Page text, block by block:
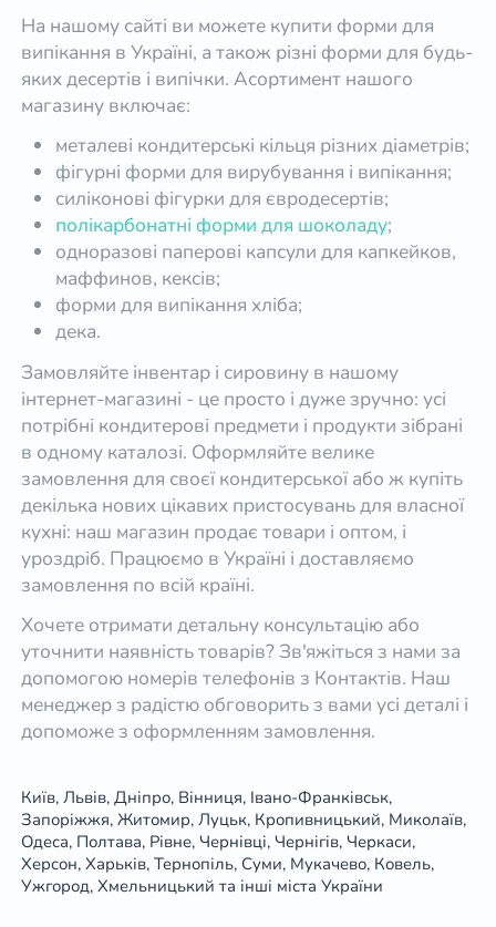
На нашому сайті ви можете купити форми для
випікання в Україні, а також різні форми для будь-
яких десертів і випічки. Асортимент нашого
магазину включає:
металеві кондитерські кільця різних діаметрів;
фігурні форми для вирубування і випікання;
силіконові фігурки для євродесертів;
полікарбонатні форми для шоколаду;
одноразові паперові капсули для капкейков,
маффинов, кексів;
форми для випікання хліба;
дека.
Замовляйте інвентар і сировину в нашому
інтернет-магазині - це просто і дуже зручно: усі
потрібні кондитерові предмети і продукти зібрані
в одному каталозі. Оформляйте велике
замовлення для своєї кондитерської або ж купіть
декілька нових цікавих пристосувань для власної
кухні: наш магазин продає товари і оптом, і
уроздріб. Працюємо в Україні і доставляємо
замовлення по всій країні.
Хочете отримати детальну консультацію або
уточнити наявність товарів? Зв'яжіться з нами за
допомогою номерів телефонів з Контактів. Наш
менеджер з радістю обговорить з вами усі деталі і
допоможе з оформленням замовлення.
Київ, Львів, Дніпро, Вінниця, Івано-Франківськ,
Запоріжжя, Житомир, Луцьк, Кропивницький, Миколаїв,
Одеса, Полтава, Рівне, Чернівці, Чернігів, Черкаси,
Херсон, Харьків, Тернопіль, Суми, Мукачево, Ковель,
Ужгород, Хмельницький та інші міста України